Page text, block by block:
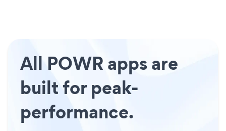
All POWR apps are
built for peak-
performance.